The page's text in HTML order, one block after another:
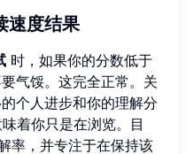
速度结果
时，如果你的分数低于
气馁。这完全正常。关
个人进步和你的理解分
着你只是在浏览。目
率，并专注于在保持该